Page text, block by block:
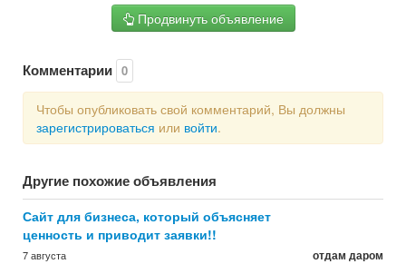
Продвинуть объявление
Комментарии 0
Чтобы опубликовать свой комментарий, Вы должны
зарегистрироваться или войти.
Другие похожие объявления
Сайт для бизнеса, который объясняет
ценность и приводит заявки!!
7 августа отдам даром